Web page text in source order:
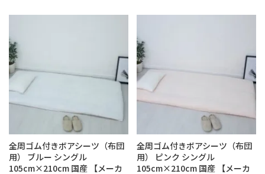
全周ゴム付きボアシーツ（布団
用） ブルー シングル
105cm×210cm 国産 【メーカ
全周ゴム付きボアシーツ（布団
用） ピンク シングル
105cm×210cm 国産 【メーカ